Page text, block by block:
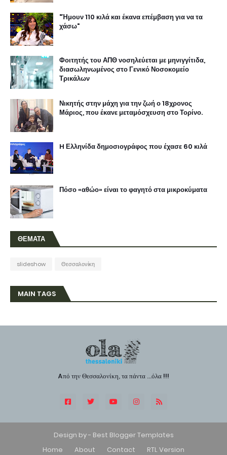
"Ήμουν 110 κιλά και έκανα επέμβαση για να τα
χάσω"
Φοιτητής του ΑΠΘ νοσηλεύεται με μηνιγγίτιδα,
διασωληνωμένος στο Γενικό Νοσοκομείο
Τρικάλων
Νικητής στην μάχη για την ζωή ο 18χρονος
Μάριος, που έκανε μεταμόσχευση στο Τορίνο.
H Ελληνίδα δημοσιογράφος που έχασε 60 κιλά
Πόσο «αθώο» είναι το φαγητό στα μικροκύματα
ΘΕΜΑΤΑ
slideshow Θεσσαλονίκη
MAIN TAGS
Aπό την Θεσσαλονίκη, τα πάντα ...όλα !!!
Design by - Best Blogger Templates
Home
About Contact RTL Version